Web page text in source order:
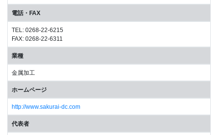
電話・FAX
TEL: 0268-22-6215
FAX: 0268-22-6311
業種
金属加工
ホームページ
http://www.sakurai-dc.com
代表者